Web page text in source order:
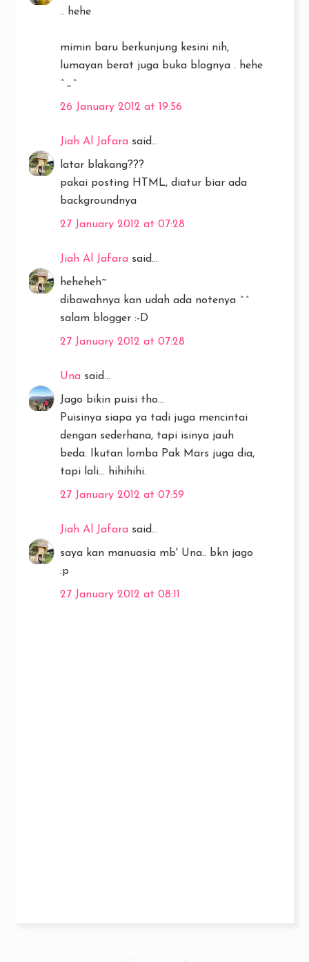
.. hehe
mimin baru berkunjung kesini nih,
lumayan berat juga buka blognya . hehe
^_^
26 January 2012 at 19:56
Jiah Al Jafara said...
latar blakang???
pakai posting HTML, diatur biar ada
backgroundnya
27 January 2012 at 07:28
Jiah Al Jafara said...
heheheh~
dibawahnya kan udah ada notenya ^^
salam blogger :-D
27 January 2012 at 07:28
Una said...
Jago bikin puisi tho...
Puisinya siapa ya tadi juga mencintai
dengan sederhana, tapi isinya jauh
beda. Ikutan lomba Pak Mars juga dia,
tapi lali... hihihihi.
27 January 2012 at 07:59
Jiah Al Jafara said...
saya kan manuasia mb' Una.. bkn jago
:p
27 January 2012 at 08:11